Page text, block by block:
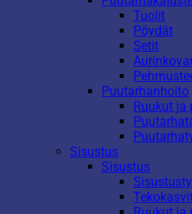
Tuolit
Pöydät
Setit
Puutarhanhoito
Ruukut ja
Sisustus
Sisustus